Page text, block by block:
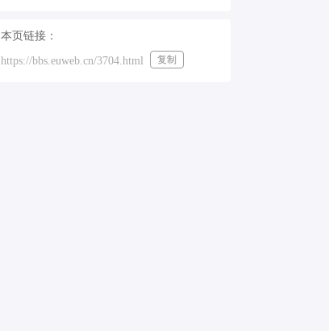
本页链接：
https://bbs.euweb.cn/3704.html 复制